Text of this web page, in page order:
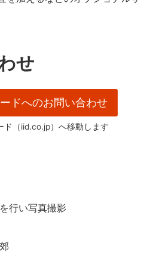
せ
ドへのお問い合わせ
ド（iid.co.jp）へ移動します
行い写真撮影